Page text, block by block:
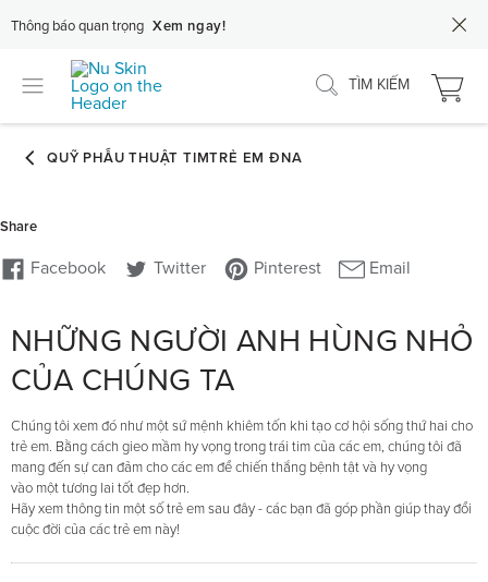
Thông báo quan trọng Xem ngay!
TÌM KIẾM
NHỮNG NGƯỜI ANH HÙNG NHỎ
CỦA CHÚNG TA
Chúng tôi xem đó như một sứ mệnh khiêm tốn khi tạo cơ hội sống thứ hai cho
trẻ em. Bằng cách gieo mầm hy vọng trong trái tim của các em, chúng tôi đã
mang đến sự can đảm cho các em để chiến thắng bệnh tật và hy vọng
vào một tương lai tốt đẹp hơn.
Hãy xem thông tin một số trẻ em sau đây - các bạn đã góp phần giúp thay đổi
cuộc đời của các trẻ em này!